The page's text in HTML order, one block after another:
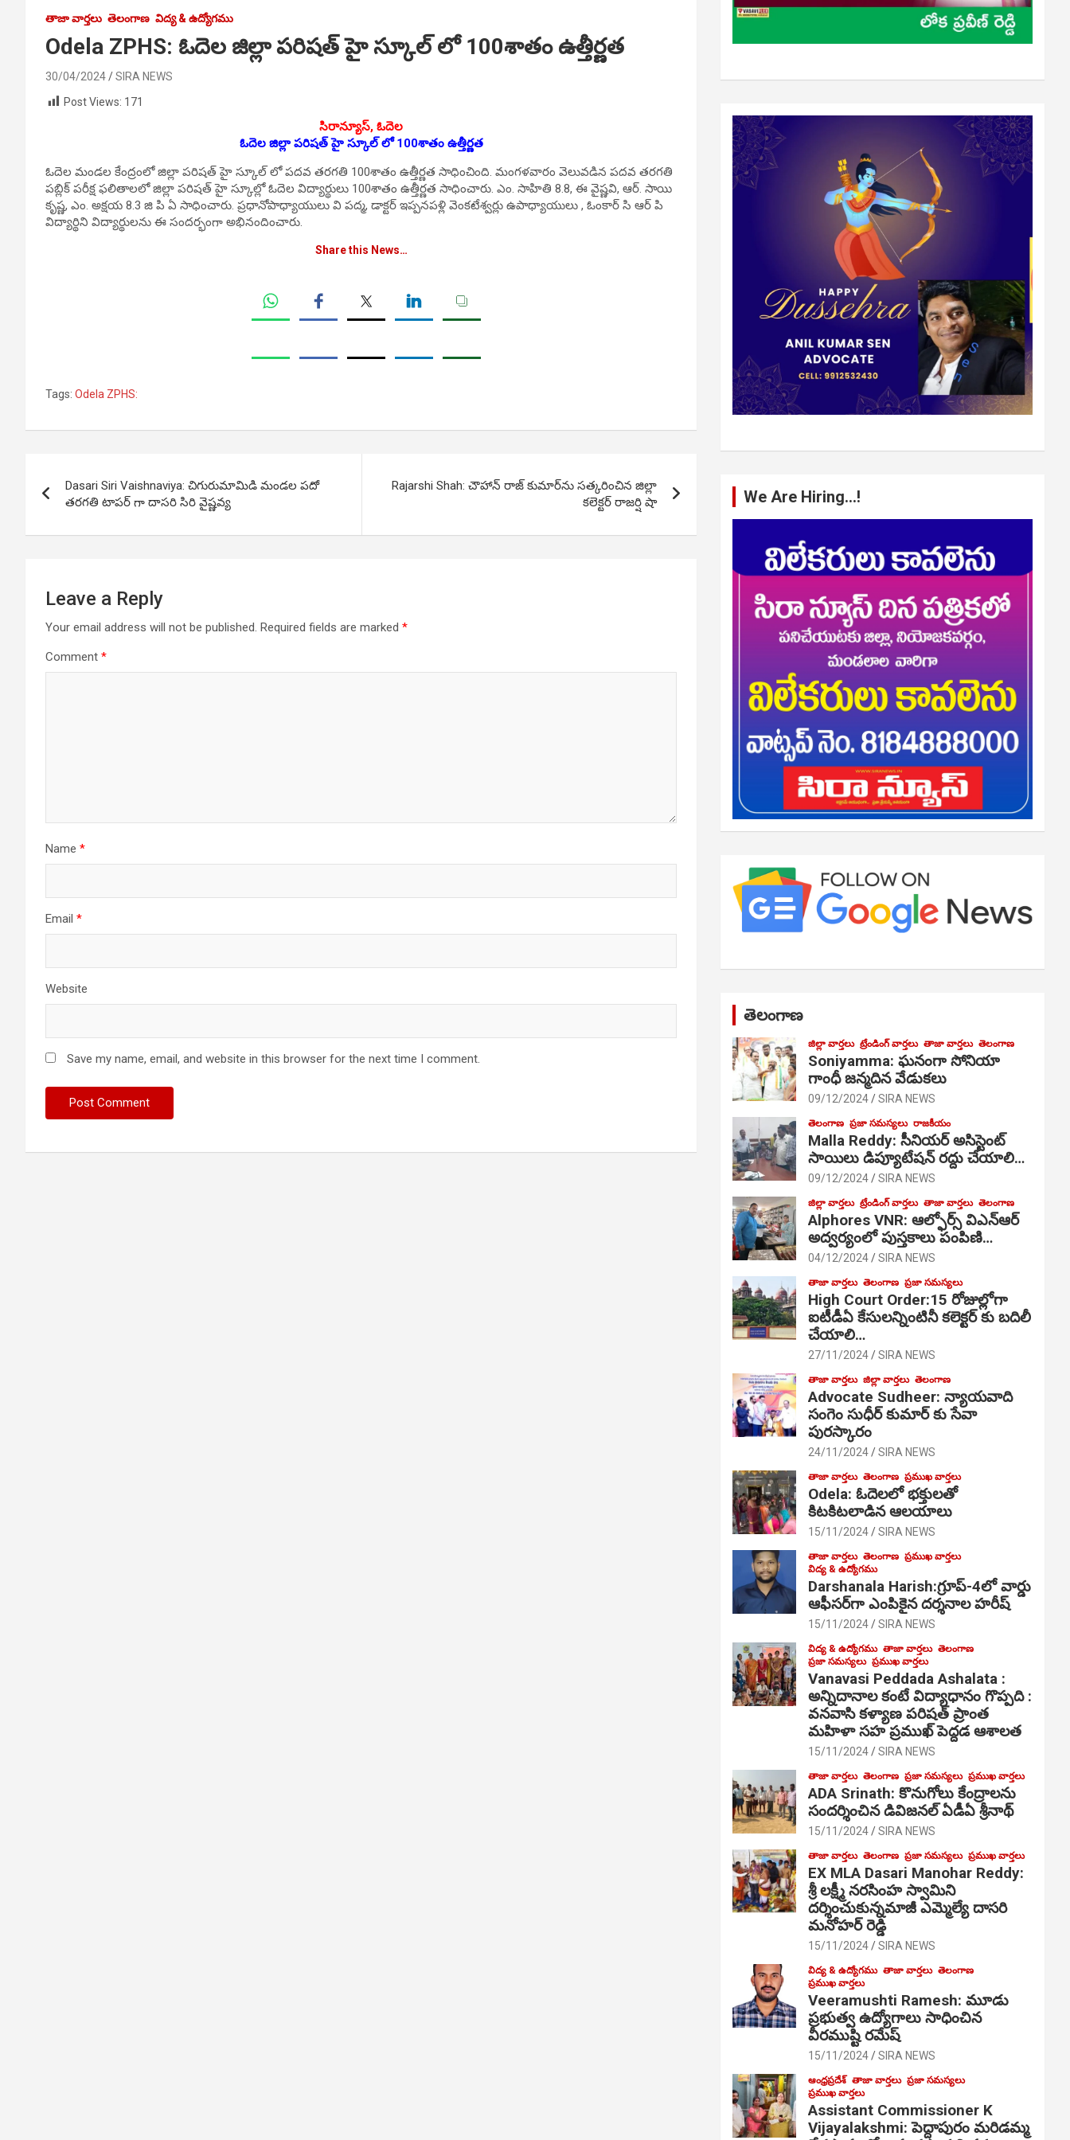
తాజా వార్తలు తెలంగాణ విద్య & ఉద్యోగము
Odela ZPHS: ఓదెల జిల్లా పరిషత్ హై స్కూల్ లో 100శాతం ఉత్తీర్ణత
30/04/2024
SIRA NEWS
Post Views: 171
సిరాన్యూస్, ఓదెల
ఓదెల జిల్లా పరిషత్ హై స్కూల్ లో 100శాతం ఉత్తీర్ణత
ఓదెల మండల కేంద్రంలో జిల్లా పరిషత్ హై స్కూల్ లో పదవ తరగతి 100శాతం ఉత్తీర్ణత సాధించింది. మంగళవారం వెలువడిన పదవ తరగతి
పబ్లిక్ పరీక్ష ఫలితాలలో జిల్లా పరిషత్ హై స్కూల్లో ఓదెల విద్యార్థులు 100శాతం ఉత్తీర్ణత సాధించారు. ఎం. సాహితి 8.8, ఈ వైష్ణవి, ఆర్‌. సాయి
కృష్ణ, ఎం. అక్షయ 8.3 జి పి ఏ సాధించారు. ప్రధానోపాధ్యాయులు వి పద్మ, డాక్టర్ ఇప్పనపళ్లి వెంకటేశ్వర్లు ఉపాధ్యాయులు , ఓంకార్ సి ఆర్ పి
విద్యార్థిని విద్యార్థులను ఈ సందర్భంగా అభినందించారు.
Share this News…
Tags: Odela ZPHS:
navigation
Dasari Siri Vaishnaviya: చిగురుమామిడి మండల పదో
తరగతి టాపర్ గా దాసరి సిరి వైష్ణవ్య
Rajarshi Shah: చౌహాన్ రాజ్ కుమార్‌ను స‌త్క‌రించిన‌ జిల్లా
కలెక్టర్ రాజర్షి షా
Leave a Reply
Your email address will not be published. Required fields are marked *
Comment *
Name *
Email *
Website
Save my name, email, and website in this browser for the next time I comment.
We Are Hiring…!
తెలంగాణ
జిల్లా వార్తలు ట్రేండింగ్ వార్తలు తాజా వార్తలు తెలంగాణ
Soniyamma: ఘ‌నంగా సోనియా
గాంధీ జ‌న్మ‌దిన వేడుక‌లు
09/12/2024 SIRA NEWS
తెలంగాణ ప్రజా సమస్యలు రాజకీయం
Malla Reddy: సీనియర్ అసిస్టెంట్
సాయిలు డిప్యూటేషన్ రద్దు చేయాలి…
09/12/2024 SIRA NEWS
జిల్లా వార్తలు ట్రేండింగ్ వార్తలు తాజా వార్తలు తెలంగాణ
Alphores VNR: ఆల్ఫోర్స్ విఎన్ఆర్
అద్వర్యంలో పుస్తకాలు పంపిణి…
04/12/2024 SIRA NEWS
తాజా వార్తలు తెలంగాణ ప్రజా సమస్యలు
High Court Order:15 రోజుల్లోగా
ఐటీడీఏ కేసులన్నింటినీ కలెక్టర్ కు బదిలీ
చేయాలి…
27/11/2024 SIRA NEWS
తాజా వార్తలు జిల్లా వార్తలు తెలంగాణ
Advocate Sudheer: న్యాయవాది
సంగెం సుధీర్ కుమార్ కు సేవా
పురస్కారం
24/11/2024 SIRA NEWS
తాజా వార్తలు తెలంగాణ ప్రముఖ వార్తలు
Odela: ఓదెల‌లో భక్తులతో
కిటకిటలాడిన ఆల‌యాలు
15/11/2024 SIRA NEWS
తాజా వార్తలు తెలంగాణ ప్రముఖ వార్తలు
విద్య & ఉద్యోగము
Darshanala Harish:గ్రూప్-4లో వార్డు
ఆఫీసర్‌గా ఎంపికైన దర్శనాల హరీష్
15/11/2024 SIRA NEWS
విద్య & ఉద్యోగము తాజా వార్తలు తెలంగాణ
ప్రజా సమస్యలు ప్రముఖ వార్తలు
Vanavasi Peddada Ashalata :
అన్నిదానాల కంటే విద్యాధానం గొప్పది :
వనవాసి కళ్యాణ పరిషత్ ప్రాంత
మహిళా సహ ప్రముఖ్ పెద్దడ ఆశాలత
15/11/2024 SIRA NEWS
తాజా వార్తలు తెలంగాణ ప్రజా సమస్యలు ప్రముఖ వార్తలు
ADA Srinath: కొనుగోలు కేంద్రాల‌ను
సంద‌ర్శించిన డివిజనల్ ఏడీఏ శ్రీనాథ్
15/11/2024 SIRA NEWS
తాజా వార్తలు తెలంగాణ ప్రజా సమస్యలు ప్రముఖ వార్తలు
EX MLA Dasari Manohar Reddy:
శ్రీ లక్ష్మీ నరసింహ స్వామిని
దర్శించుకున్నమాజీ ఎమ్మెల్యే దాసరి
మనోహర్ రెడ్డి
15/11/2024 SIRA NEWS
విద్య & ఉద్యోగము తాజా వార్తలు తెలంగాణ
ప్రముఖ వార్తలు
Veeramushti Ramesh: మూడు
ప్రభుత్వ ఉద్యోగాలు సాధించిన
వీరముష్టి రమేష్
15/11/2024 SIRA NEWS
ఆంధ్రప్రదేశ్ తాజా వార్తలు ప్రజా సమస్యలు
ప్రముఖ వార్తలు
Assistant Commissioner K
Vijayalakshmi: పెద్దాపురం మరిడమ్మ